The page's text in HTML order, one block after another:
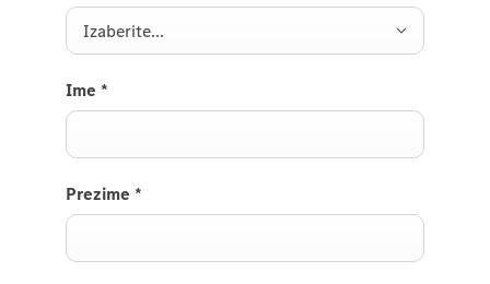
Izaberite...
Ime *
Prezime *